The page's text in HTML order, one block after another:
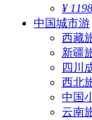
¥
中国城市游
西藏
新疆
四川
西北
中国
云南